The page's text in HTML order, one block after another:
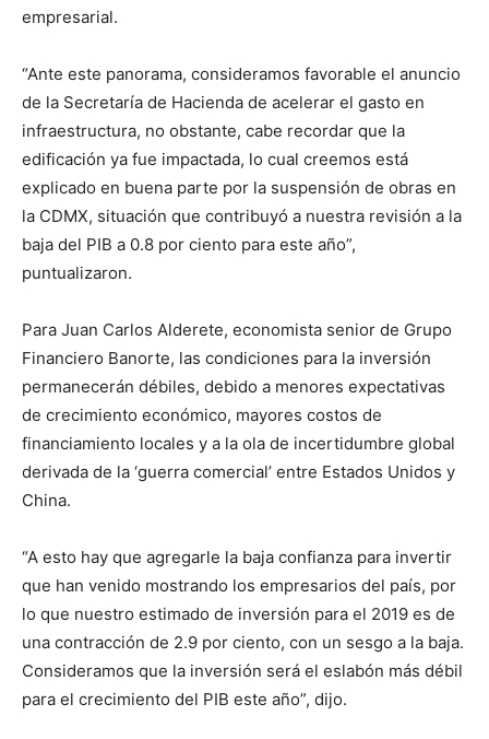
empresarial.
“Ante este panorama, consideramos favorable el anuncio
de la Secretaría de Hacienda de acelerar el gasto en
infraestructura, no obstante, cabe recordar que la
edificación ya fue impactada, lo cual creemos está
explicado en buena parte por la suspensión de obras en
la CDMX, situación que contribuyó a nuestra revisión a la
baja del PIB a 0.8 por ciento para este año”,
puntualizaron.
Para Juan Carlos Alderete, economista senior de Grupo
Financiero Banorte, las condiciones para la inversión
permanecerán débiles, debido a menores expectativas
de crecimiento económico, mayores costos de
financiamiento locales y a la ola de incertidumbre global
derivada de la ‘guerra comercial’ entre Estados Unidos y
China.
“A esto hay que agregarle la baja confianza para invertir
que han venido mostrando los empresarios del país, por
lo que nuestro estimado de inversión para el 2019 es de
una contracción de 2.9 por ciento, con un sesgo a la baja.
Consideramos que la inversión será el eslabón más débil
para el crecimiento del PIB este año”, dijo.